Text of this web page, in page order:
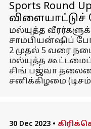
Sports Round
விளையாட்டுச்
மல்யுத்த
சாம்பியன்ஷிப்
2 முதல் 5 வரை
மல்யுத்த
சிங் பஜ்வா
சனிக்கிழமை
30 Dec 2023 •